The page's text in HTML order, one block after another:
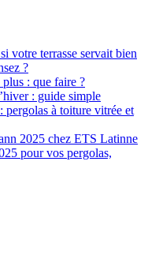
votre terrasse servait bien
?
: que faire ?
: guide simple
pergolas à toiture vitrée et
2025 chez ETS Latinne
pour vos pergolas,